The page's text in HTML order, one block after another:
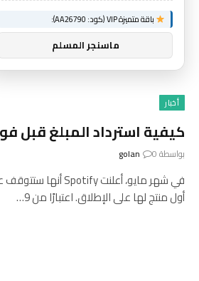
أخبار
كيفية استرداد المبلغ قبل
بواسطة golan 0
أول منتج لها على الإطلاق. اعتبارًا من 9…
باقة متميزة VIP (كود: AA26790):
ماسنجر المسلم